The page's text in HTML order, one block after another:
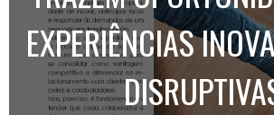
EXPERIÊNCIAS